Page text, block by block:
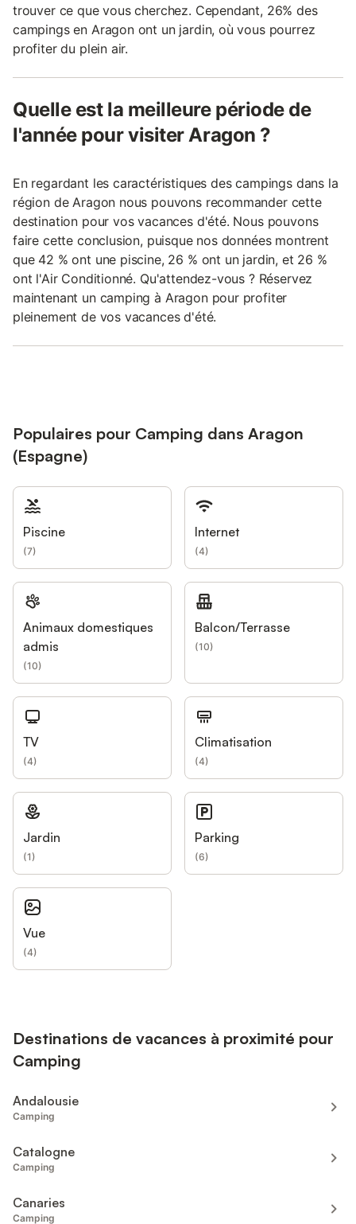
trouver ce que vous cherchez. Cependant, 26% des
campings en Aragon ont un jardin, où vous pourrez
profiter du plein air.
Quelle est la meilleure période de
l'année pour visiter Aragon ?
En regardant les caractéristiques des campings dans la
région de Aragon nous pouvons recommander cette
destination pour vos vacances d'été. Nous pouvons
faire cette conclusion, puisque nos données montrent
que 42 % ont une piscine, 26 % ont un jardin, et 26 %
ont l'Air Conditionné. Qu'attendez-vous ? Réservez
maintenant un camping à Aragon pour profiter
pleinement de vos vacances d'été.
Populaires pour Camping dans Aragon
(Espagne)
Piscine
(7)
Internet
(4)
Animaux domestiques
admis
(10)
Balcon/Terrasse
(10)
TV
(4)
Climatisation
(4)
Jardin
(1)
Parking
(6)
Vue
(4)
Destinations de vacances à proximité pour
Camping
Andalousie
Camping
Catalogne
Camping
Canaries
Camping